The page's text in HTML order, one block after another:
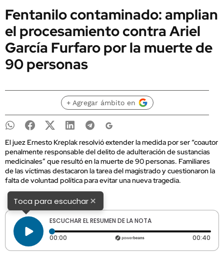
Fentanilo contaminado: amplian
el procesamiento contra Ariel
García Furfaro por la muerte de
90 personas
+ Agregar ámbito en
El juez Ernesto Kreplak resolvió extender la medida por ser “coautor
penalmente responsable del delito de adulteración de sustancias
medicinales” que resultó en la muerte de 90 personas. Familiares
de las víctimas destacaron la tarea del magistrado y cuestionaron la
falta de voluntad política para evitar una nueva tragedia.
Toca para escuchar×
ESCUCHAR EL RESUMEN DE LA NOTA
00:00 Tiempo transcurrido: 0 segundos 00:40